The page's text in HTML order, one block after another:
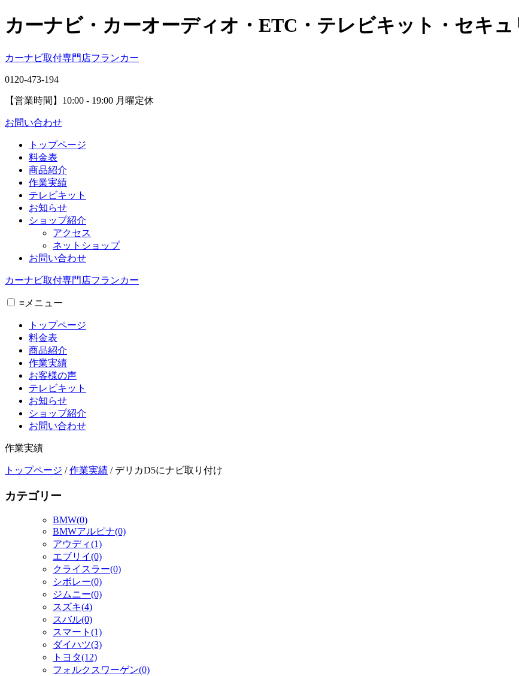
カーナビ・カーオーディオ・ETC・テレビキット・セキ
カーナビ取付専⾨店フランカー
0120-473-194
【営業時間】 10:00 - 19:00 月曜定休
お問い合わせ
トップページ
料金表
商品紹介
作業実績
テレビキット
お知らせ
ショップ紹介
アクセス
ネットショップ
お問い合わせ
カーナビ取付専⾨店フランカー
≡ メニュー
トップページ
料金表
商品紹介
作業実績
お客様の声
テレビキット
お知らせ
ショップ紹介
お問い合わせ
作業実績
トップページ /作業実績 / デリカD5にナビ取り付け
カテゴリー
BMW(0)
BMWアルピナ(0)
アウディ(1)
エブリイ(0)
クライスラー(0)
シボレー(0)
ジムニー(0)
スズキ(4)
スバル(0)
スマート(1)
ダイハツ(3)
トヨタ(12)
フォルクスワーゲン(0)